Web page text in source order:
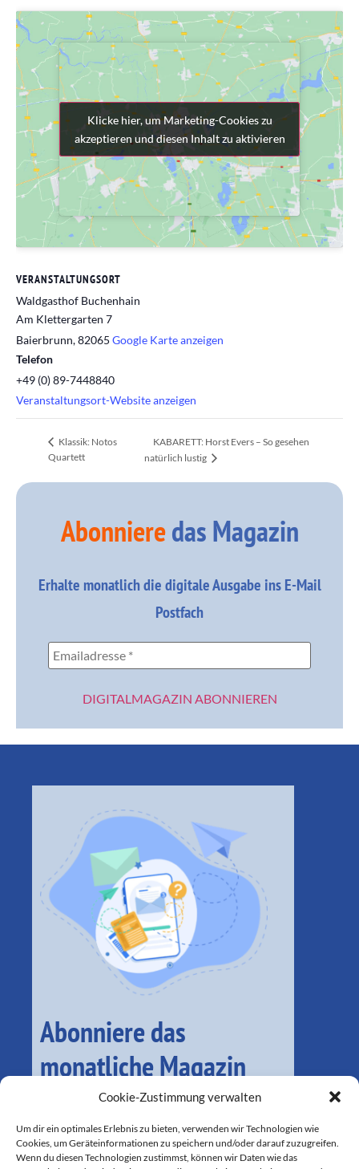
Cookie-Zustimmung verwalten
Um dir ein optimales Erlebnis zu bieten, verwenden wir Technologien wie
Cookies, um Geräteinformationen zu speichern und/oder darauf zuzugreifen.
Wenn du diesen Technologien zustimmst, können wir Daten wie das
VERANSTALTUNGSORT
Waldgasthof Buchenhain
Am Klettergarten 7
Baierbrunn,82065 Google Karte anzeigen
Telefon
+49 (0) 89-7448840
Veranstaltungsort-Website anzeigen
Klicke hier, um Marketing-Cookies zu
akzeptieren und diesen Inhalt zu aktivieren
Klicke hier, um Marketing-Cookies zu
akzeptieren und diesen Inhalt zu aktivieren
Klassik: Notos
Quartett
KABARETT: Horst Evers – So gesehen
natürlich lustig
Abonnieredas Magazin
Erhalte monatlich die digitale Ausgabe ins E-Mail
Postfach
Abonniere das
monatliche Magazin